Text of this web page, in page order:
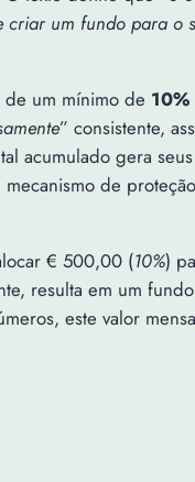
criar um fundo para o
de um mínimo de 10%
” consistente,
acumulado gera
de
€ 500,00 (10%)
resulta em um
este valor